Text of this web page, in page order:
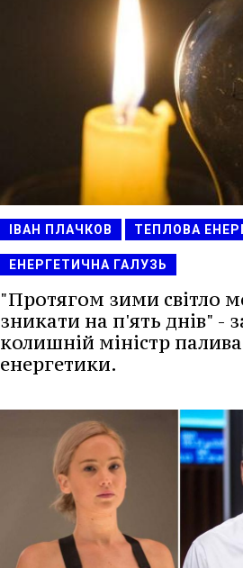
ІВАН ПЛАЧКОВ ТЕПЛОВА
ЕНЕРГЕТИЧНА ГАЛУЗЬ
"Протягом зими світло
зникати на п'ять днів" -
колишній міністр
енергетики.